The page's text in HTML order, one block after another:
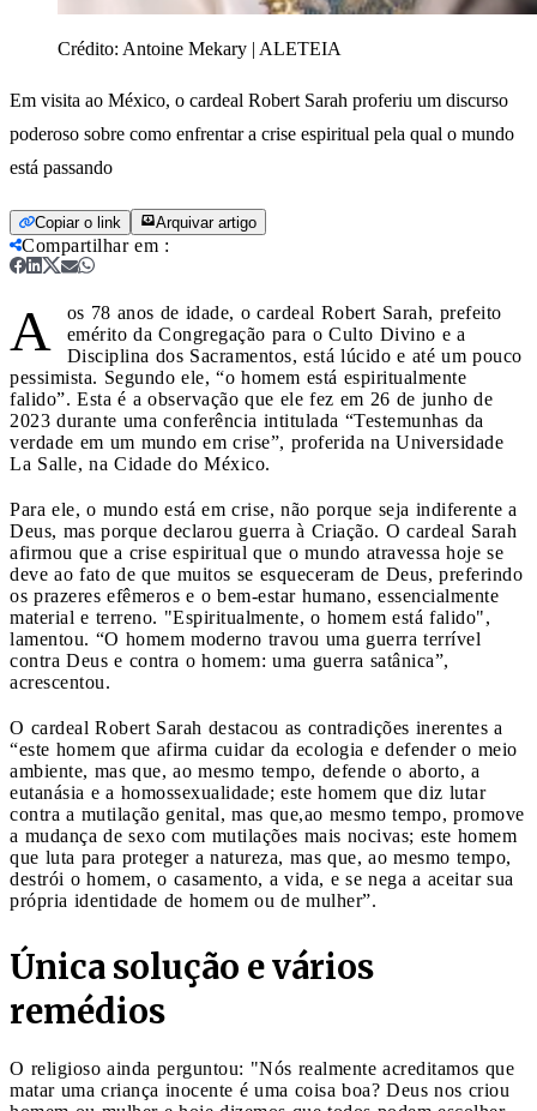
Crédito: Antoine Mekary | ALETEIA
Em visita ao México, o cardeal Robert Sarah proferiu um discurso
poderoso sobre como enfrentar a crise espiritual pela qual o mundo
está passando
Copiar o link Arquivar artigo
Compartilhar em :
A
os 78 anos de idade, o cardeal Robert Sarah, prefeito
emérito da Congregação para o Culto Divino e a
Disciplina dos Sacramentos, está lúcido e até um pouco
pessimista. Segundo ele, “o homem está espiritualmente
falido”. Esta é a observação que ele fez em 26 de junho de
2023 durante uma conferência intitulada “Testemunhas da
verdade em um mundo em crise”, proferida na Universidade
La Salle, na Cidade do México.
Para ele, o mundo está em crise, não porque seja indiferente a
Deus, mas porque declarou guerra à Criação. O cardeal Sarah
afirmou que a crise espiritual que o mundo atravessa hoje se
deve ao fato de que muitos se esqueceram de Deus, preferindo
os prazeres efêmeros e o bem-estar humano, essencialmente
material e terreno. "Espiritualmente, o homem está falido",
lamentou. “O homem moderno travou uma guerra terrível
contra Deus e contra o homem: uma guerra satânica”,
acrescentou.
O cardeal Robert Sarah destacou as contradições inerentes a
“este homem que afirma cuidar da ecologia e defender o meio
ambiente, mas que, ao mesmo tempo, defende o aborto, a
eutanásia e a homossexualidade; este homem que diz lutar
contra a mutilação genital, mas que,ao mesmo tempo, promove
a mudança de sexo com mutilações mais nocivas; este homem
que luta para proteger a natureza, mas que, ao mesmo tempo,
destrói o homem, o casamento, a vida, e se nega a aceitar sua
própria identidade de homem ou de mulher”.
Única solução e vários
remédios
O religioso ainda perguntou: "Nós realmente acreditamos que
matar uma criança inocente é uma coisa boa? Deus nos criou